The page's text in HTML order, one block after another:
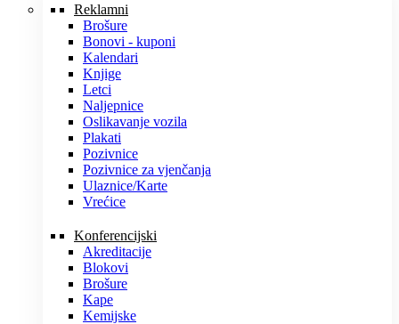
Reklamni
Brošure
Bonovi - kuponi
Kalendari
Knjige
Letci
Naljepnice
Oslikavanje vozila
Plakati
Pozivnice
Pozivnice za vjenčanja
Ulaznice/Karte
Vrećice
Konferencijski
Akreditacije
Blokovi
Brošure
Kape
Kemijske